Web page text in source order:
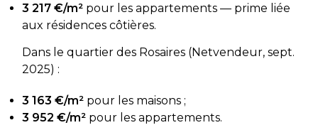
3 217 €/m²pour les appartements — prime liée
aux résidences côtières.
Dans le quartier des Rosaires (Netvendeur, sept.
2025) :
3 163 €/m²pour les maisons ;
3 952 €/m²pour les appartements.